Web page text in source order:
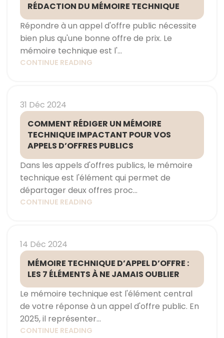
RÉDACTION DU MÉMOIRE TECHNIQUE
Répondre à un appel d'offre public nécessite
bien plus qu'une bonne offre de prix. Le
mémoire technique est l'...
CONTINUE READING
31 Déc 2024
COMMENT RÉDIGER UN MÉMOIRE
TECHNIQUE IMPACTANT POUR VOS
APPELS D’OFFRES PUBLICS
Dans les appels d'offres publics, le mémoire
technique est l'élément qui permet de
départager deux offres proc...
CONTINUE READING
14 Déc 2024
MÉMOIRE TECHNIQUE D’APPEL D’OFFRE :
LES 7 ÉLÉMENTS À NE JAMAIS OUBLIER
Le mémoire technique est l'élément central
de votre réponse à un appel d'offre public. En
2025, il représenter...
CONTINUE READING